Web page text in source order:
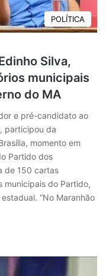
POLÍTICA
Silva,
municipais
do MA
e pré-candidato ao
participou da
momento em
Partido dos
de 150 cartas
municipais do Partido,
“No Maranhão